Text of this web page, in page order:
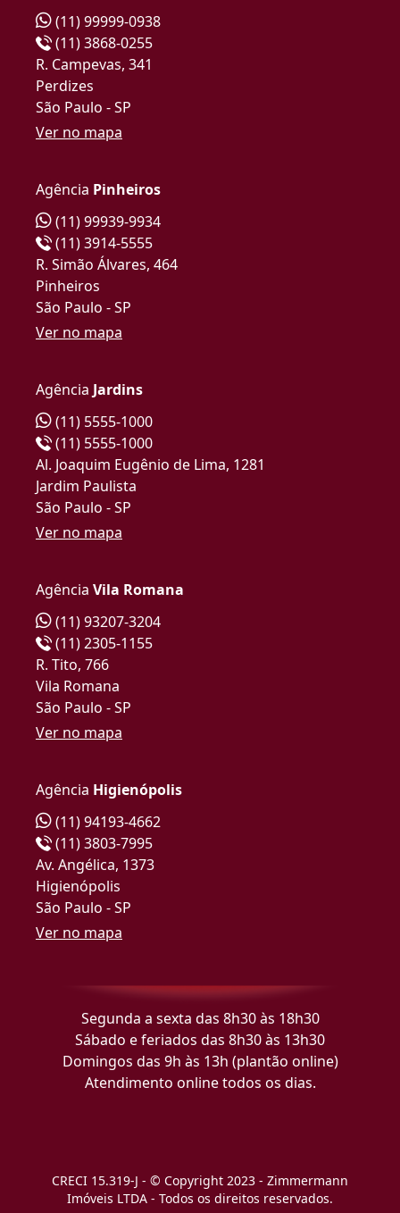
(11) 99999-0938
(11) 3868-0255
R. Campevas, 341
Perdizes
São Paulo - SP
Ver no mapa
Agência Pinheiros
(11) 99939-9934
(11) 3914-5555
R. Simão Álvares, 464
Pinheiros
São Paulo - SP
Ver no mapa
Agência Jardins
(11) 5555-1000
(11) 5555-1000
Al. Joaquim Eugênio de Lima, 1281
Jardim Paulista
São Paulo - SP
Ver no mapa
Agência Vila Romana
(11) 93207-3204
(11) 2305-1155
R. Tito, 766
Vila Romana
São Paulo - SP
Ver no mapa
Agência Higienópolis
(11) 94193-4662
(11) 3803-7995
Av. Angélica, 1373
Higienópolis
São Paulo - SP
Ver no mapa
Segunda a sexta das 8h30 às 18h30
Sábado e feriados das 8h30 às 13h30
Domingos das 9h às 13h (plantão online)
Atendimento online todos os dias.
CRECI 15.319-J - © Copyright 2023 - Zimmermann
Imóveis LTDA - Todos os direitos reservados.